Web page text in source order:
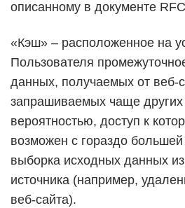
описанному в документе
«Кэш» – расположенное на
Пользователя
данных, получаемых от веб-
запрашиваемых чаще
вероятностью, доступ к
возможен с гораздо
выборка исходных данных
источника (например,
веб-сайта).